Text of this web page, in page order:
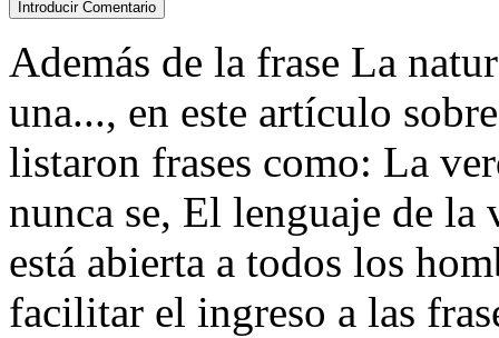
Además de la frase La
una..., en este artículo
listaron frases como: La
nunca se, El lenguaje de la
está abierta a todos los
facilitar el ingreso a las